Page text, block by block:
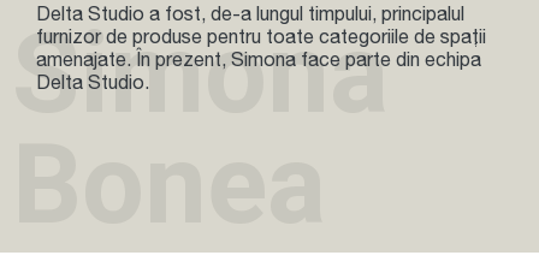
Delta Studio a fost, de-a lungul timpului, principalul
furnizor de produse pentru toate categoriile de spații
amenajate. În prezent, Simona face parte din echipa
Delta Studio.
Simona